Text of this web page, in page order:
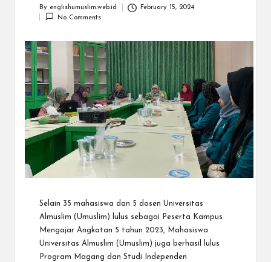
By englishumuslim.web.id
February 15, 2024
No Comments
Selain 35 mahasiswa dan 5 dosen Universitas
Almuslim (Umuslim) lulus sebagai Peserta Kampus
Mengajar Angkatan 5 tahun 2023, Mahasiswa
Universitas Almuslim (Umuslim) juga berhasil lulus
Program Magang dan Studi Independen